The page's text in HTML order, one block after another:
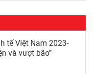
tế Việt Nam 2023-
và vượt bão”